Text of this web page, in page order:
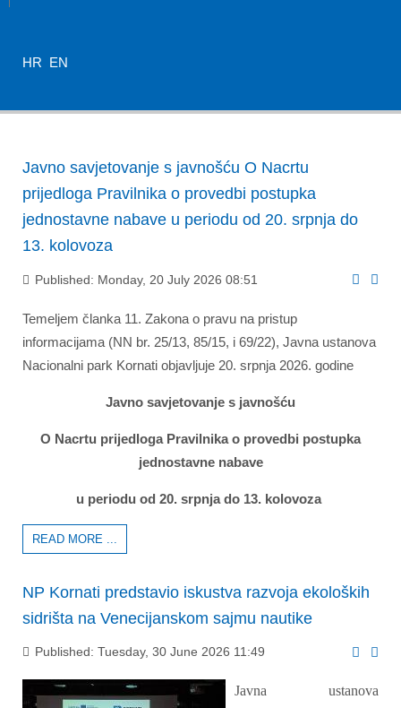
HR EN
Javno savjetovanje s javnošću O Nacrtu
prijedloga Pravilnika o provedbi postupka
jednostavne nabave u periodu od 20. srpnja do
13. kolovoza
Published: Monday, 20 July 2026 08:51
Temeljem članka 11. Zakona o pravu na pristup
informacijama (NN br. 25/13, 85/15, i 69/22), Javna ustanova
Nacionalni park Kornati objavljuje 20. srpnja 2026. godine
Javno savjetovanje s javnošću
O Nacrtu prijedloga Pravilnika o provedbi postupka
jednostavne nabave
u periodu od 20. srpnja do 13. kolovoza
READ MORE ...
NP Kornati predstavio iskustva razvoja ekoloških
sidrišta na Venecijanskom sajmu nautike
Published: Tuesday, 30 June 2026 11:49
Javna ustanova